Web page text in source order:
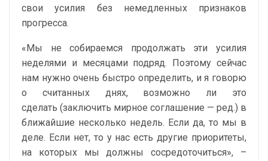
свои усилия без немедленных признаков
прогресса.
«Мы не собираемся продолжать эти усилия
неделями и месяцами подряд. Поэтому сейчас
нам нужно очень быстро определить, и я говорю
о считанных днях, возможно ли это
сделать (заключить мирное соглашение — ред.) в
ближайшие несколько недель. Если да, то мы в
деле. Если нет, то у нас есть другие приоритеты,
на которых мы должны сосредоточиться», –